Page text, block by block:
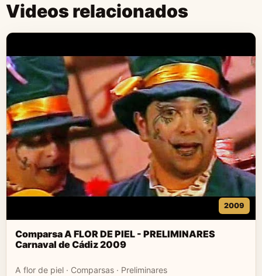
Videos relacionados
2009
Comparsa A FLOR DE PIEL - PRELIMINARES
Carnaval de Cádiz 2009
A flor de piel · Comparsas · Preliminares